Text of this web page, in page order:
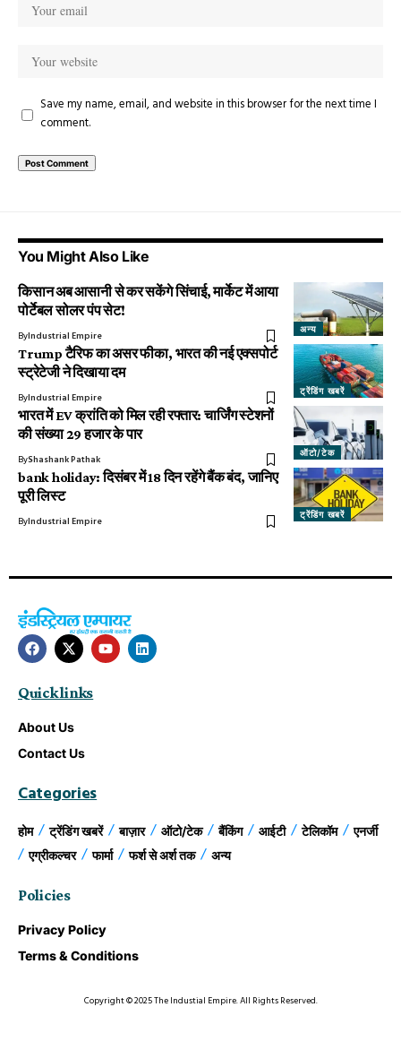
Save my name, email, and website in this browser for the next time I
comment.
You Might Also Like
अन्य
किसान अब आसानी से कर सकेंगे सिंचाई, मार्केट में आया
पोर्टेबल सोलर पंप सेट!
ByIndustrial Empire
ट्रेंडिंग खबरें
Trump टैरिफ का असर फीका, भारत की नई एक्सपोर्ट
स्ट्रेटेजी ने दिखाया दम
ByIndustrial Empire
ऑटो/टेक
भारत में EV क्रांति को मिल रही रफ्तार: चार्जिंग स्टेशनों
की संख्या 29 हजार के पार
ByShashank Pathak
ट्रेंडिंग खबरें
bank holiday: दिसंबर में 18 दिन रहेंगे बैंक बंद, जानिए
पूरी लिस्ट
ByIndustrial Empire
Quick links
About Us
Contact Us
Categories
होम ट्रेंडिंग खबरें बाज़ार ऑटो/टेक बैंकिंग आईटी टेलिकॉम
एनर्जी
एग्रीकल्चर
फार्मा फर्श से अर्श तक अन्य
Policies
Privacy Policy
Terms & Conditions
Copyright © 2025 The Industial Empire. All Rights Reserved.